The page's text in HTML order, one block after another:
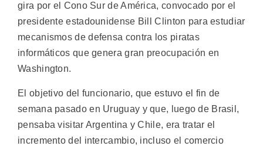
gira por el Cono Sur de América, convocado por el
presidente estadounidense Bill Clinton para estudiar
mecanismos de defensa contra los piratas
informáticos que genera gran preocupación en
Washington.
El objetivo del funcionario, que estuvo el fin de
semana pasado en Uruguay y que, luego de Brasil,
pensaba visitar Argentina y Chile, era tratar el
incremento del intercambio, incluso el comercio